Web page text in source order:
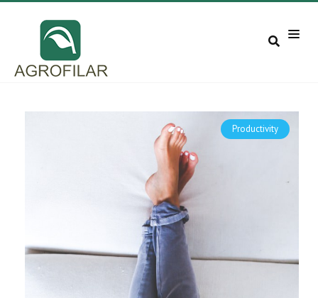
Productivity